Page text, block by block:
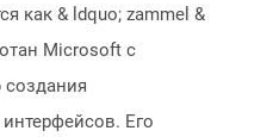
как & ldquo; zammel &
Microsoft с
Его